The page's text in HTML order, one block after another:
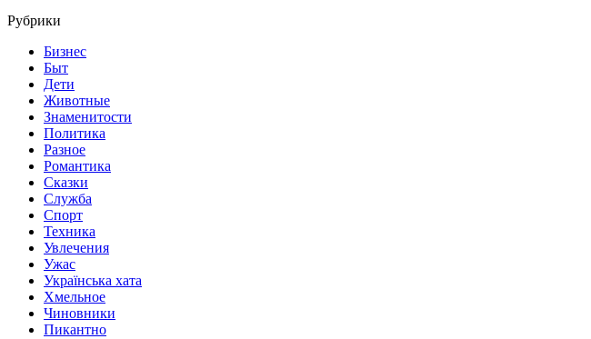
Рубрики
Бизнес
Быт
Дети
Животные
Знаменитости
Политика
Разное
Романтика
Сказки
Служба
Спорт
Техника
Увлечения
Ужас
Українська хата
Хмельное
Чиновники
Пикантно